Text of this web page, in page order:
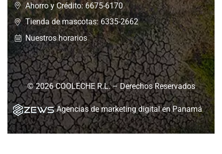
Ahorro y Crédito: 6675-6170
Tienda de mascotas: 6335-2662
Nuestros horarios
© 2026 COOLECHE R.L. – Derechos Reservados
Agencias de marketing digital en Panamá